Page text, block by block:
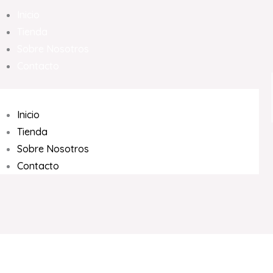
Inicio
Tienda
Sobre Nosotros
Contacto